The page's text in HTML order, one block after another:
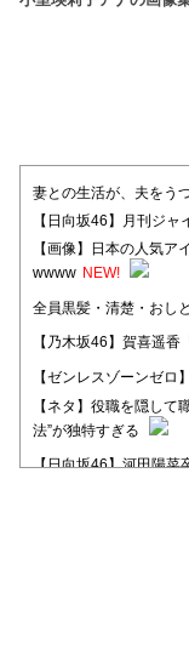
妻との生活が、夫をう
【日向坂46】月刊ジャ
【画像】日本の人気
wwww NEW!
全員黒髪・清楚・おし
【乃木坂46】賀喜遥香
【ゼンレスゾーンゼロ
【ネタ】役職を隠して
法”が独特すぎる
【日向坂46】河田陽菜